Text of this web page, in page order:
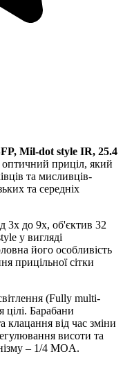
Mil-dot style IR, 25.4
приціл, який
та мисливців-
та середніх
3х до 9х, об'єктив 32
у вигляді
його особливість
прицільної сітки
(Fully multi-
цілі. Барабани
клацання від час зміни
висоти та
– 1/4 MOA.